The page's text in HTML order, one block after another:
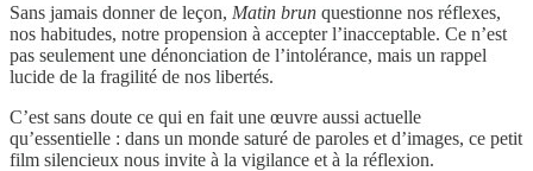
Sans jamais donner de leçon, Matin brun questionne nos réflexes,
nos habitudes, notre propension à accepter l’inacceptable. Ce n’est
pas seulement une dénonciation de l’intolérance, mais un rappel
lucide de la fragilité de nos libertés.
C’est sans doute ce qui en fait une œuvre aussi actuelle
qu’essentielle : dans un monde saturé de paroles et d’images, ce petit
film silencieux nous invite à la vigilance et à la réflexion.